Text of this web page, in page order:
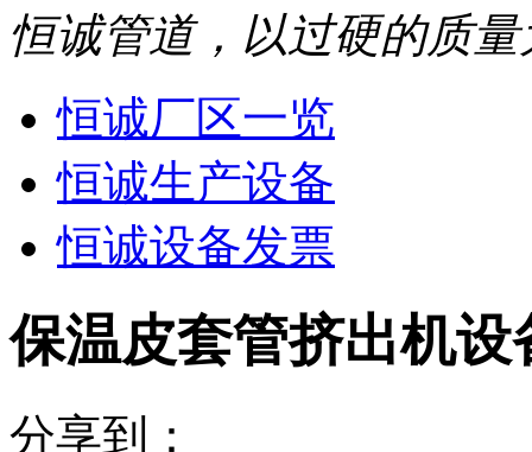
恒诚管道，以过硬的质
恒诚厂区一览
恒诚生产设备
恒诚设备发票
保温皮套管挤出机设
分享到：